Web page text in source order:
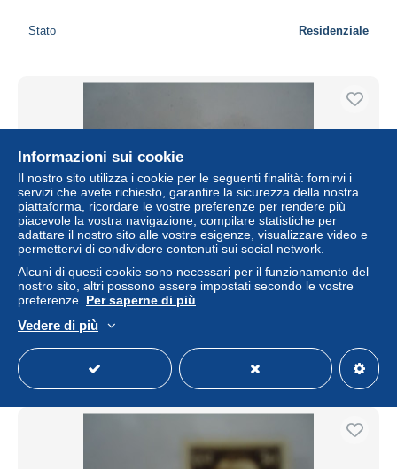
Stato Residenziale
IONIAN ISLANDS GREECE ITALY STAMPS OVEPRINT
ISOLE JONIE MLN
Residenziale
Informazioni sui cookie
Il nostro sito utilizza i cookie per le seguenti finalità: fornirvi i
servizi che avete richiesto, garantire la sicurezza della nostra
piattaforma, ricordare le vostre preferenze per rendere più
piacevole la vostra navigazione, compilare statistiche per
adattare il nostro sito alle vostre esigenze, visualizzare video e
permettervi di condividere contenuti sui social network.
Alcuni di questi cookie sono necessari per il funzionamento del
nostro sito, altri possono essere impostati secondo le vostre
preferenze. Per saperne di più
Vedere di più